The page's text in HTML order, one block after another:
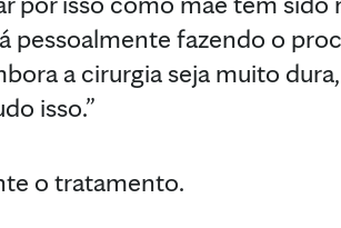
pessoalmente fazendo o
a cirurgia seja muito
isso.”
o tratamento.